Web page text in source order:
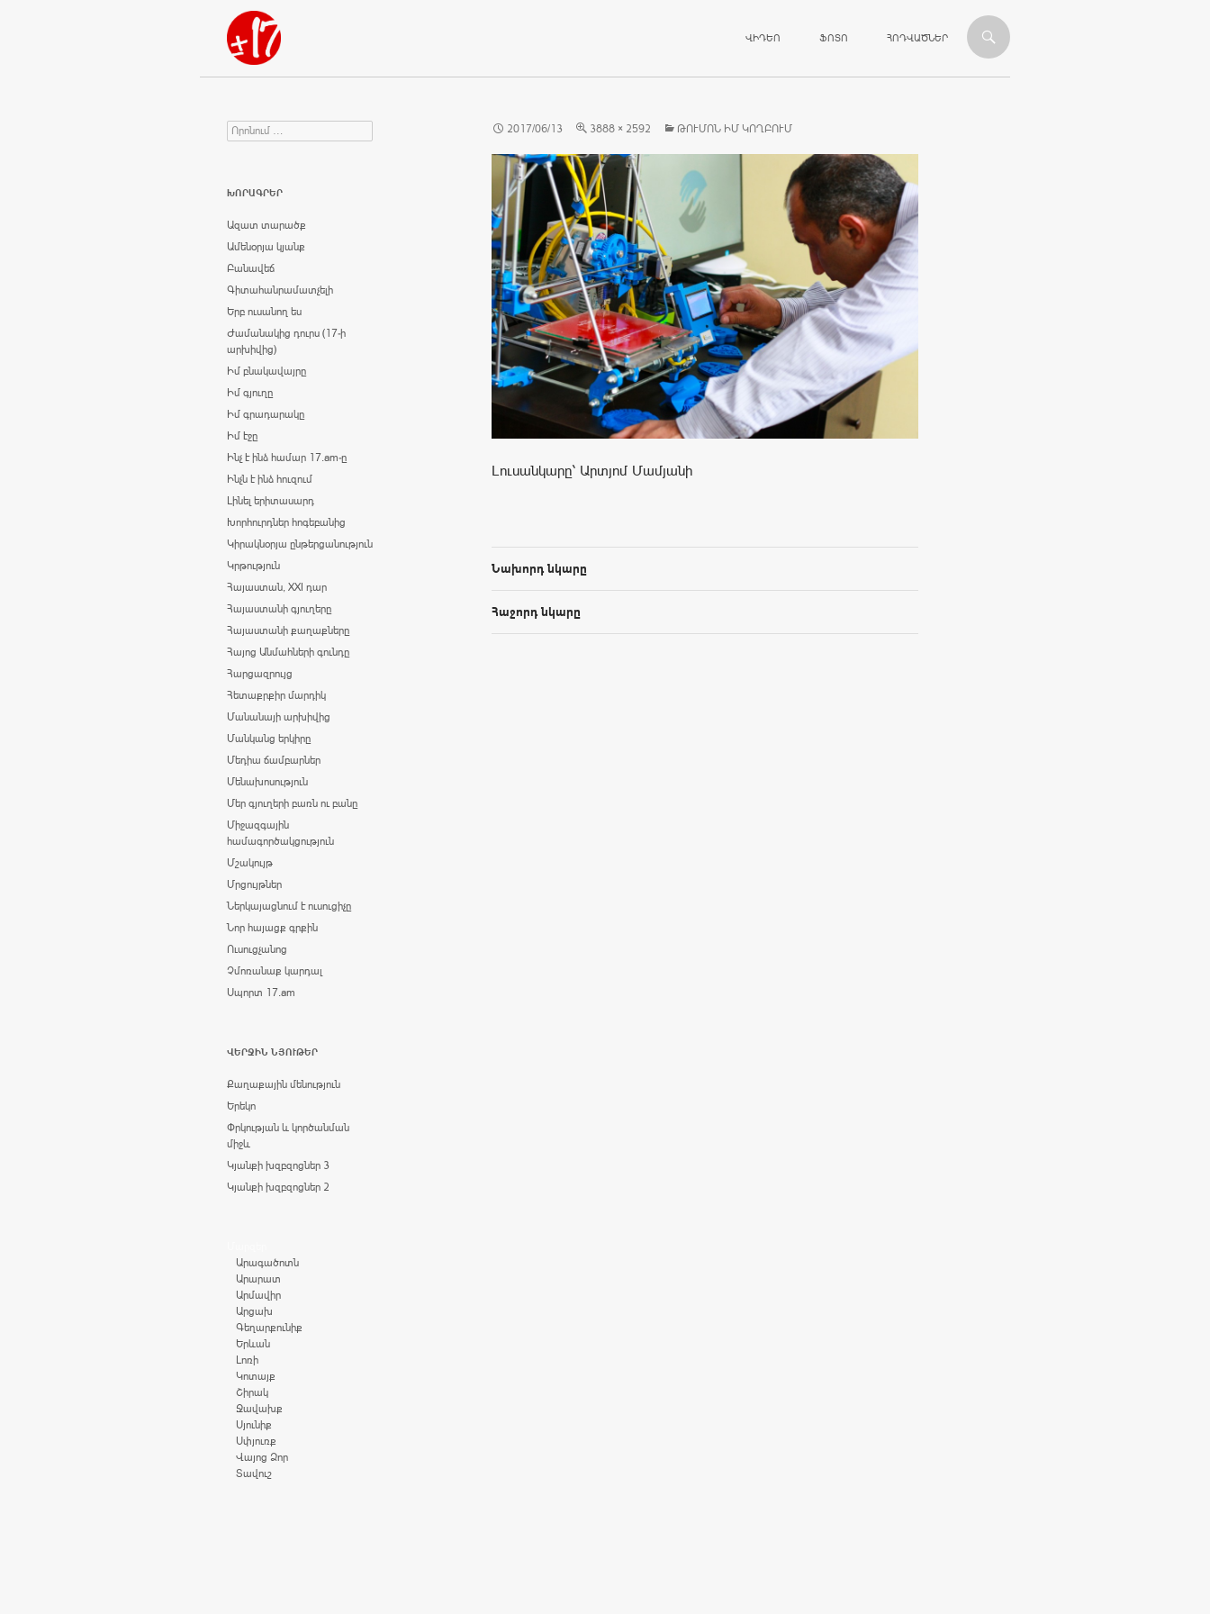
Որոնում
ՎԻԴԵՈ ՖՈՏՈ ՀՈԴՎԱԾՆԵՐ
2017/06/13 3888 × 2592 ԹՈՒՄՈՆ ԻՄ ԿՈՂԲՈՒՄ
Լուսանկարը՝ Արտյոմ Մամյանի
Նախորդ նկարը
Հաջորդ նկարը
Search for:
ԽՈՐԱԳՐԵՐ
Ազատ տարածք
Ամենօրյա կյանք
Բանավեճ
Գիտահանրամատչելի
Երբ ուսանող ես
Ժամանակից դուրս (17-ի
արխիվից)
Իմ բնակավայրը
Իմ գյուղը
Իմ գրադարակը
Իմ էջը
Ինչ է ինձ համար 17.am-ը
Ինչն է ինձ հուզում
Լինել երիտասարդ
Խորհուրդներ հոգեբանից
Կիրակնօրյա ընթերցանություն
Կրթություն
Հայաստան, XXI դար
Հայաստանի գյուղերը
Հայաստանի քաղաքները
Հայոց Անմահների գունդը
Հարցազրույց
Հետաքրքիր մարդիկ
Մանանայի արխիվից
Մանկանց երկիրը
Մեդիա ճամբարներ
Մենախոսություն
Մեր գյուղերի բառն ու բանը
Միջազգային
համագործակցություն
Մշակույթ
Մրցույթներ
Ներկայացնում է ուսուցիչը
Նոր հայացք գրքին
Ուսուցչանոց
Չմոռանաք կարդալ
Սպորտ 17.am
ՎԵՐՋԻՆ ՆՅՈՒԹԵՐ
Քաղաքային մենություն
Երեկո
Փրկության և կործանման
միջև
Կյանքի խզբզոցներ 3
Կյանքի խզբզոցներ 2
Արագածոտն
Արարատ
Արմավիր
Արցախ
Գեղարքունիք
Երևան
Լոռի
Կոտայք
Շիրակ
Ջավախք
Սյունիք
Սփյուռք
Վայոց Ձոր
Տավուշ